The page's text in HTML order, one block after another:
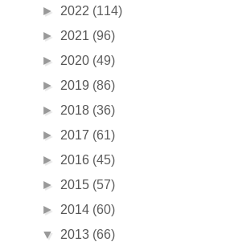
► 2022 (114)
► 2021 (96)
► 2020 (49)
► 2019 (86)
► 2018 (36)
► 2017 (61)
► 2016 (45)
► 2015 (57)
► 2014 (60)
▼ 2013 (66)